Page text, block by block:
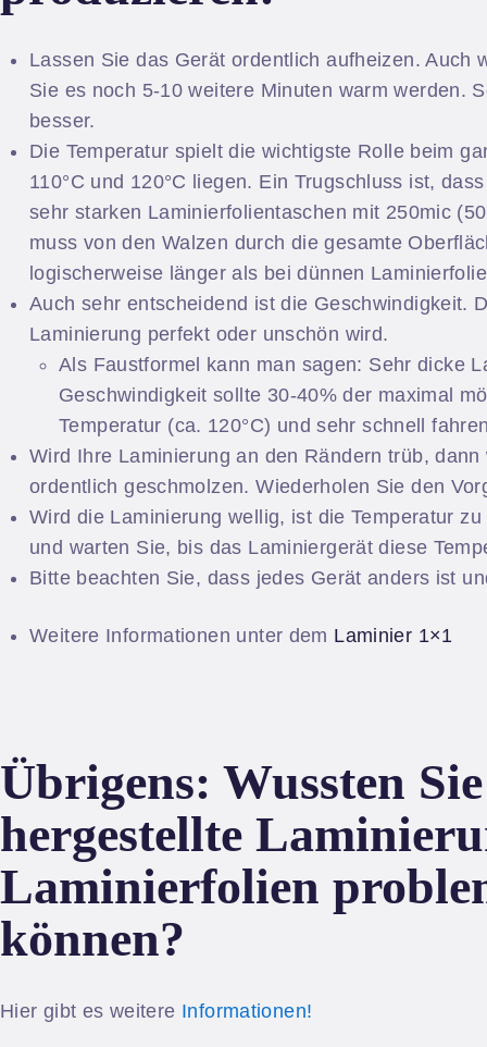
Lassen Sie das Gerät ordentlich aufheizen.
Sie es noch 5-10 weitere Minuten warm werden.
besser.
Die Temperatur spielt die wichtigste Rolle beim
110°C und 120°C liegen. Ein Trugschluss ist,
sehr starken Laminierfolientaschen mit 250mic
muss von den Walzen durch die gesamte
logischerweise länger als bei dünnen
Auch sehr entscheidend ist die Geschwindigkeit.
Laminierung perfekt oder unschön wird.
Als Faustformel kann man sagen: Sehr dicke
Geschwindigkeit sollte 30-40% der maximal
Temperatur (ca. 120°C) und sehr schnell
Wird Ihre Laminierung an den Rändern trüb,
ordentlich geschmolzen. Wiederholen Sie den
Wird die Laminierung wellig, ist die Temperatur
und warten Sie, bis das Laminiergerät diese
Bitte beachten Sie, dass jedes Gerät anders ist
Weitere Informationen unter dem Laminier 1×1
Übrigens: Wussten
hergestellte
Laminierfolien
können?
Hier gibt es weitere Informationen!